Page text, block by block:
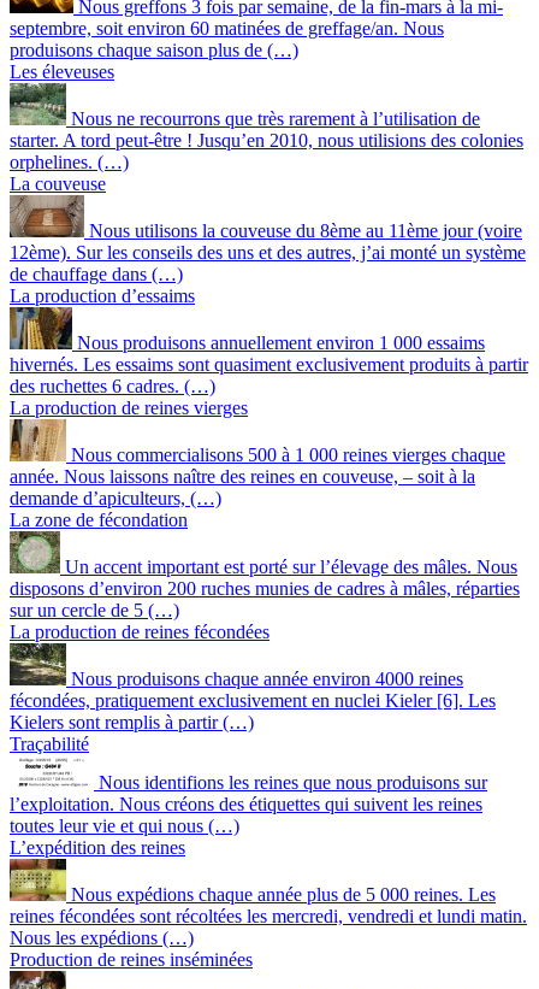
Nous greffons 3 fois par semaine, de la fin-mars à la mi-
septembre, soit environ 60 matinées de greffage/an. Nous
produisons chaque saison plus de (…)
Les éleveuses
Nous ne recourrons que très rarement à l’utilisation de
starter. A tord peut-être ! Jusqu’en 2010, nous utilisions des colonies
orphelines. (…)
La couveuse
Nous utilisons la couveuse du 8ème au 11ème jour (voire
12ème). Sur les conseils des uns et des autres, j’ai monté un système
de chauffage dans (…)
La production d’essaims
Nous produisons annuellement environ 1 000 essaims
hivernés. Les essaims sont quasiment exclusivement produits à partir
des ruchettes 6 cadres. (…)
La production de reines vierges
Nous commercialisons 500 à 1 000 reines vierges chaque
année. Nous laissons naître des reines en couveuse, – soit à la
demande d’apiculteurs, (…)
La zone de fécondation
Un accent important est porté sur l’élevage des mâles. Nous
disposons d’environ 200 ruches munies de cadres à mâles, réparties
sur un cercle de 5 (…)
La production de reines fécondées
Nous produisons chaque année environ 4000 reines
fécondées, pratiquement exclusivement en nuclei Kieler [6]. Les
Kielers sont remplis à partir (…)
Traçabilité
Nous identifions les reines que nous produisons sur
l’exploitation. Nous créons des étiquettes qui suivent les reines
toutes leur vie et qui nous (…)
L’expédition des reines
Nous expédions chaque année plus de 5 000 reines. Les
reines fécondées sont récoltées les mercredi, vendredi et lundi matin.
Nous les expédions (…)
Production de reines inséminées